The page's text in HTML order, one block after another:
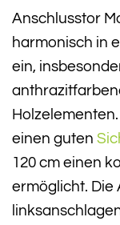
Anschlusstor
harmonisch in
ein,
einen guten
120 cm einen
ermöglicht. Die